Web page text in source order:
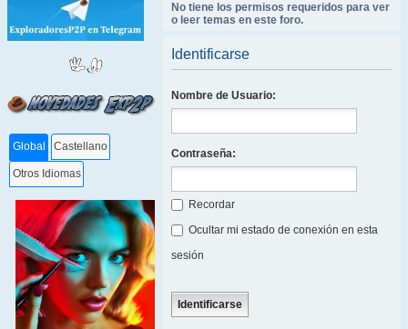
Global Castellano
Otros Idiomas
No tiene los permisos requeridos para ver
o leer temas en este foro.
Identificarse
Nombre de Usuario:
Contraseña:
Recordar
Ocultar mi estado de conexión en esta
sesión